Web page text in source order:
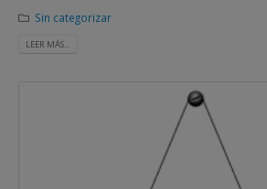
Sin categorizar
LEER MÁS...